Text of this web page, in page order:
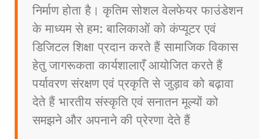
निर्माण होता है। कृतिम सोशल वेलफेयर फाउंडेशन
के माध्यम से हम: बालिकाओं को कंप्यूटर एवं
डिजिटल शिक्षा प्रदान करते हैं सामाजिक विकास
हेतु जागरूकता कार्यशालाएँ आयोजित करते हैं
पर्यावरण संरक्षण एवं प्रकृति से जुड़ाव को बढ़ावा
देते हैं भारतीय संस्कृति एवं सनातन मूल्यों को
समझने और अपनाने की प्रेरणा देते हैं